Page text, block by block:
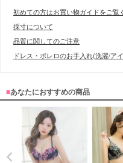
初めての方はお買い物ガイドをご覧
採寸について
品質に関してのご注意
ドレス・ボレロのお手入れ(洗濯/ア
■あなたにおすすめの商品